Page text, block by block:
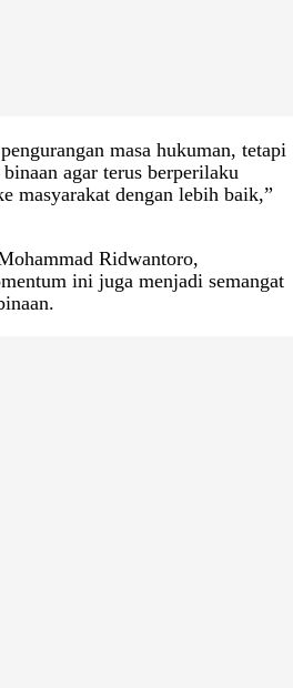
masa hukuman, tetapi
agar terus berperilaku
masyarakat dengan lebih baik,”
Ridwantoro,
ini juga menjadi semangat